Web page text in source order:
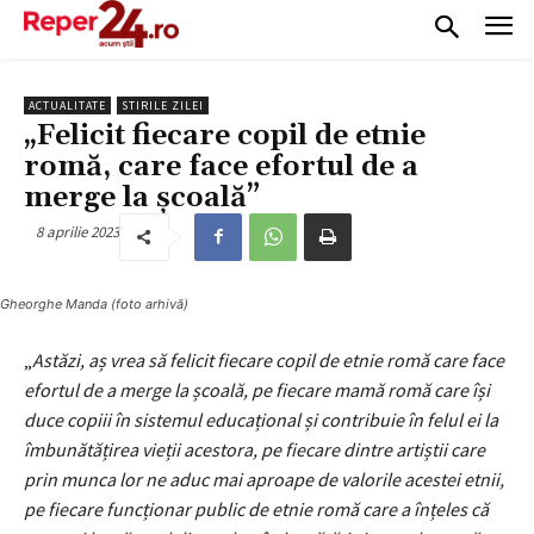
ACTUALITATE STIRILE ZILEI
„Felicit fiecare copil de etnie
romă, care face efortul de a
merge la școală”
8 aprilie 2023
Gheorghe Manda (foto arhivă)
Astăzi, aș vrea să felicit fiecare copil de etnie romă care face
efortul de a merge la școală, pe fiecare mamă romă care își
duce copiii în sistemul educațional și contribuie în felul ei la
îmbunătățirea vieții acestora, pe fiecare dintre artiștii care
prin munca lor ne aduc mai aproape de valorile acestei etnii,
pe fiecare funcționar public de etnie romă care a înțeles că